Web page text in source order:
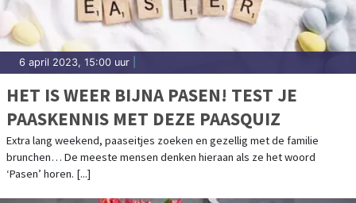
6 april 2023, 15:00 uur
HET IS WEER BIJNA PASEN! TEST JE
PAASKENNIS MET DEZE PAASQUIZ
Extra lang weekend, paaseitjes zoeken en gezellig met de familie
brunchen… De meeste mensen denken hieraan als ze het woord
‘Pasen’ horen. [...]